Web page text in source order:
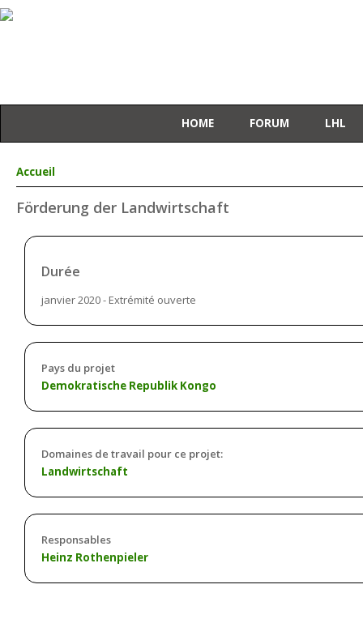
HOME FORUM LHL
Vous êtes ici
Accueil
Förderung der Landwirtschaft
Durée
janvier 2020- Extrémité ouverte
Pays du projet
Demokratische Republik Kongo
Domaines de travail pour ce projet:
Landwirtschaft
Responsables
Heinz Rothenpieler